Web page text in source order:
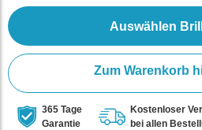
Auswählen
Zum Warenkorb
365 Tage
Garantie
Kostenloser
bei allen